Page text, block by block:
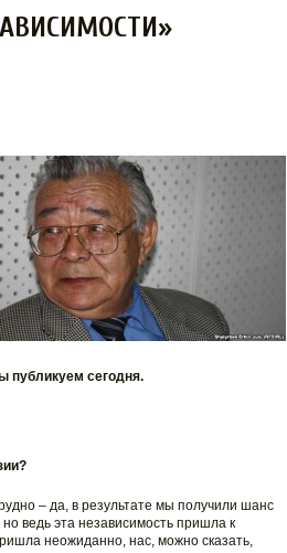
публикуем сегодня.
– да, в результате мы получили шанс
ведь эта независимость пришла к
неожиданно, нас, можно сказать,